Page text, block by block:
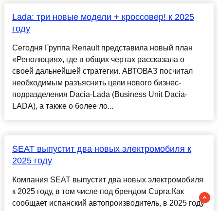
Lada: три новые модели + кроссовер! к 2025
году
Сегодня Группа Renault представила новый план
«Ренолюция», где в общих чертах рассказала о
своей дальнейшей стратегии. АВТОВАЗ посчитал
необходимым разъяснить цели нового бизнес-
подразделения Dacia-Lada (Business Unit Dacia-
LADA), а также о более ло...
SEAT выпустит два новых электромобиля к
2025 году
Компания SEAT выпустит два новых электромобиля
к 2025 году, в том числе под брендом Cupra.Как
сообщает испанский автопроизводитель, в 2025 году